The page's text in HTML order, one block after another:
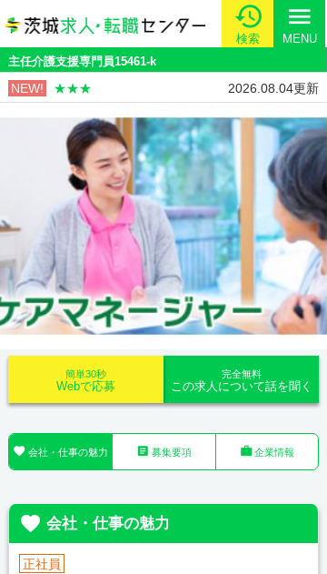
検索
menu
MENU
主任介護支援専門員15461-k
NEW! ★★★ 2026.08.04更新
完全無料
この求人について話を聞く
簡単30秒
Webで応募
 会社・仕事の魅力  募集要項 企業情報
 会社・仕事の魅力
正社員